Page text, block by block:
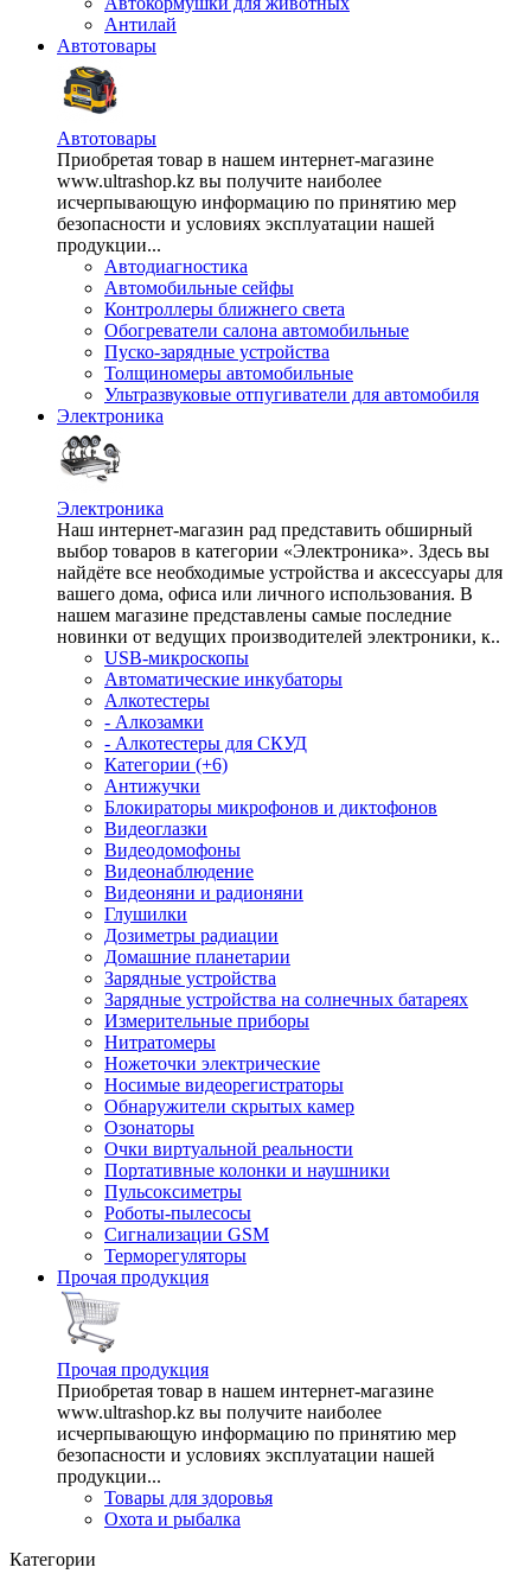
Антилай
Автотовары
Автотовары
Приобретая товар в нашем интернет-магазине
www.ultrashop.kz вы получите наиболее
исчерпывающую информацию по принятию мер
безопасности и условиях эксплуатации нашей
продукции...
Автодиагностика
Автомобильные сейфы
Контроллеры ближнего света
Обогреватели салона автомобильные
Пуско-зарядные устройства
Толщиномеры автомобильные
Ультразвуковые отпугиватели для автомобиля
Электроника
Электроника
Наш интернет-магазин рад представить обширный
выбор товаров в категории «Электроника». Здесь вы
найдёте все необходимые устройства и аксессуары для
вашего дома, офиса или личного использования. В
нашем магазине представлены самые последние
новинки от ведущих производителей электроники, к..
USB-микроскопы
Автоматические инкубаторы
Алкотестеры
- Алкозамки
- Алкотестеры для СКУД
Категории (+6)
Антижучки
Блокираторы микрофонов и диктофонов
Видеоглазки
Видеодомофоны
Видеонаблюдение
Видеоняни и радионяни
Глушилки
Дозиметры радиации
Домашние планетарии
Зарядные устройства
Зарядные устройства на солнечных батареях
Измерительные приборы
Нитратомеры
Ножеточки электрические
Носимые видеорегистраторы
Обнаружители скрытых камер
Озонаторы
Очки виртуальной реальности
Портативные колонки и наушники
Пульсоксиметры
Роботы-пылесосы
Сигнализации GSM
Терморегуляторы
Прочая продукция
Прочая продукция
Приобретая товар в нашем интернет-магазине
www.ultrashop.kz вы получите наиболее
исчерпывающую информацию по принятию мер
безопасности и условиях эксплуатации нашей
продукции...
Товары для здоровья
Охота и рыбалка
Категории